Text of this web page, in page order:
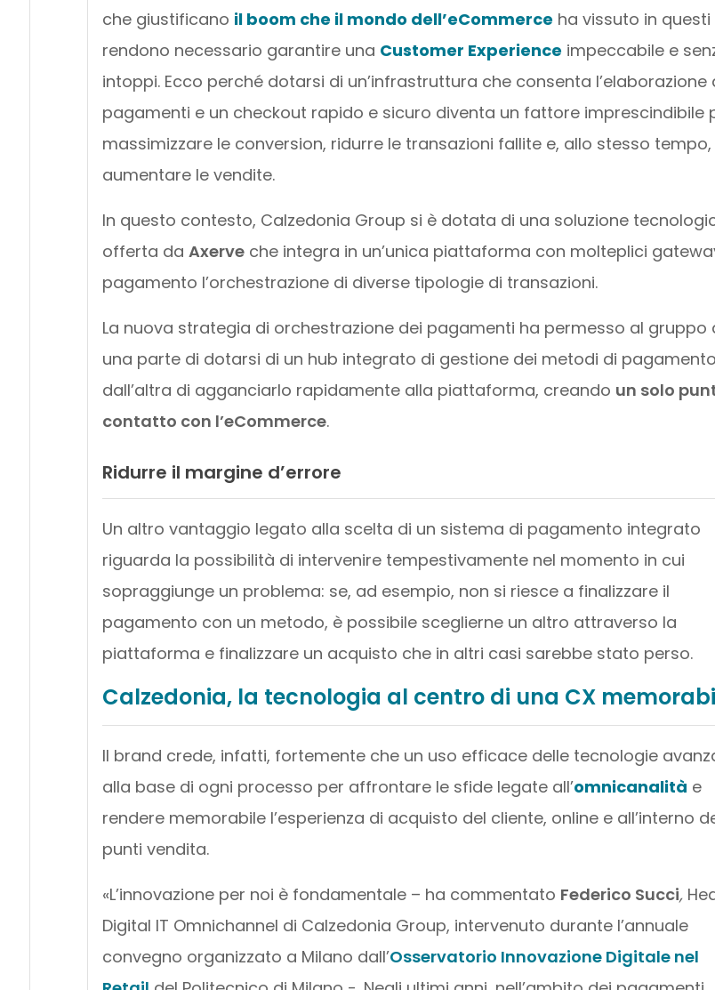
che giustificano il boom che il mondo dell’eCommerce ha vissuto in questi
rendono necessario garantire una Customer Experience impeccabile e
intoppi. Ecco perché dotarsi di un’infrastruttura che consenta l’elaborazione
pagamenti e un checkout rapido e sicuro diventa un fattore imprescindibile
massimizzare le conversion, ridurre le transazioni fallite e, allo stesso tempo,
aumentare le vendite.
In questo contesto, Calzedonia Group si è dotata di una soluzione
offerta da Axerveche integra in un’unica piattaforma con molteplici
pagamento l’orchestrazione di diverse tipologie di transazioni.
La nuova strategia di orchestrazione dei pagamenti ha permesso al gruppo
una parte di dotarsi di un hub integrato di gestione dei metodi di
dall’altra di agganciarlo rapidamente alla piattaforma, creando un solo
contatto con l’eCommerce.
Ridurre il margine d’errore
Un altro vantaggio legato alla scelta di un sistema di pagamento integrato
riguarda la possibilità di intervenire tempestivamente nel momento in cui
sopraggiunge un problema: se, ad esempio, non si riesce a finalizzare il
pagamento con un metodo, è possibile sceglierne un altro attraverso la
piattaforma e finalizzare un acquisto che in altri casi sarebbe stato perso.
Calzedonia, la tecnologia al centro di una CX
Il brand crede, infatti, fortemente che un uso efficace delle tecnologie
alla base di ogni processo per affrontare le sfide legate all’omnicanalità e
rendere memorabile l’esperienza di acquisto del cliente, online e all’interno
punti vendita.
«L’innovazione per noi è fondamentale – ha commentato Federico Succi,
Digital IT Omnichannel di Calzedonia Group, intervenuto durante l’annuale
convegno organizzato a Milano dall’Osservatorio Innovazione Digitale nel